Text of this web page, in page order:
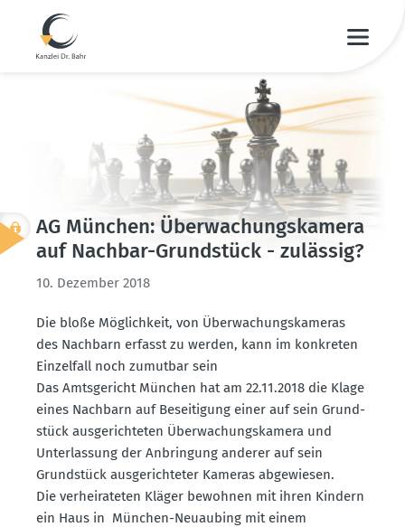
AG München: Überwa­chungs­kamera
auf Nachbar-Grund­stück - zulässig?
10. Dezember 2018
Die bloße Möglichkeit, von Überwa­chungs­ka­meras
des Nachbarn erfasst zu werden, kann im konkreten
Einzelfall noch zumutbar sein
Das Amtsge­richt München hat am 22.11.2018 die Klage
eines Nachbarn auf Besei­tigung einer auf sein Grund­
stück ausge­rich­teten Überwa­chungs­kamera und
Unter­lassung der Anbringung anderer auf sein
Grund­stück ausge­rich­teter Kameras abgewiesen.
Die verhei­ra­teten Kläger bewohnen mit ihren Kindern
ein Haus in München-Neuaubing mit einem